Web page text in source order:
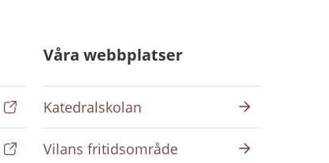
Våra webbplatser
Katedralskolan
Vilans fritidsområde